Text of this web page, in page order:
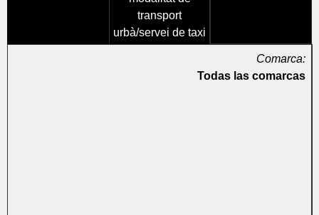
transport
urbà/servei de taxi
Comarca:
Todas las comarcas